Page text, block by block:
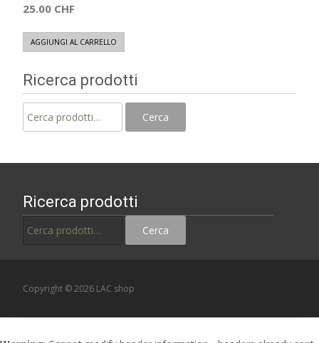
25.00 CHF
AGGIUNGI AL CARRELLO
Ricerca prodotti
Cerca
Ricerca prodotti
Cerca
Copyright © 2026 LAC shop